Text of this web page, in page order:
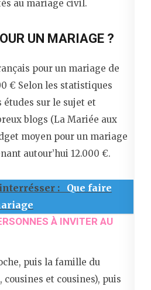
au mariage civil.
UN MARIAGE ?
pour un mariage de
€ Selon les statistiques
sur le sujet et
blogs (La Mariée aux
moyen pour un mariage
autour’hui 12.000 €.
:
Que faire
À INVITER AU
puis la famille du
et cousines), puis